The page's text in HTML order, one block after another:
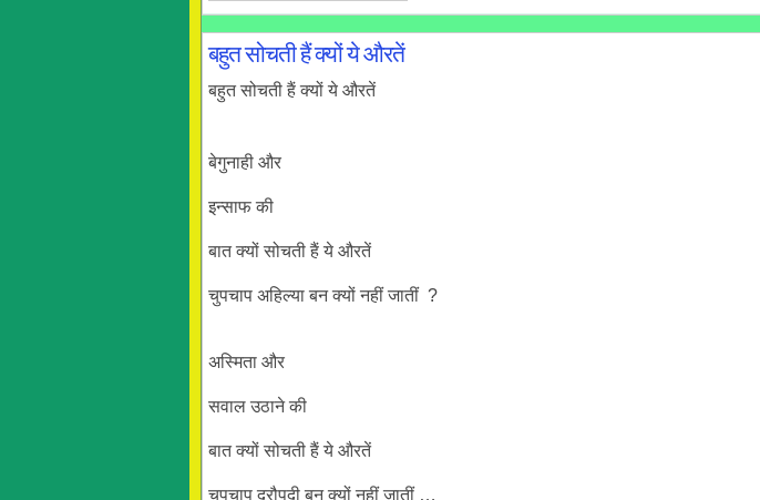
बहुत सोचती हैं क्यों ये औरतें
बहुत सोचती हैं क्यों ये औरतें
बेगुनाही और
इन्साफ की
बात क्यों सोचती हैं ये औरतें
चुपचाप अहिल्या बन क्यों नहीं जातीं ?
अस्मिता और
सवाल उठाने की
बात क्यों सोचती हैं ये औरतें
चुपचाप द्रौपदी बन क्यों नहीं जातीं …